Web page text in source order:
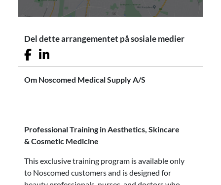
Del dette arrangementet på sosiale medier
Facebook-ikon
LinkedIn-ikon
Om Noscomed Medical Supply A/S
Professional Training in Aesthetics, Skincare
& Cosmetic Medicine
This exclusive training program is available only
to Noscomed customers and is designed for